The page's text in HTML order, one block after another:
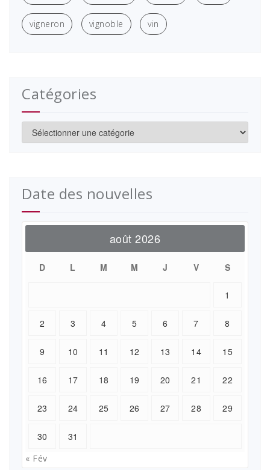
vigneron vignoble vin
Catégories
Catégories
Date des nouvelles
août 2026
D L M M J V S
1
2 3 4 5 6 7 8
9 10 11 12 13 14 15
16 17 18 19 20 21 22
23 24 25 26 27 28 29
30 31
« Fév